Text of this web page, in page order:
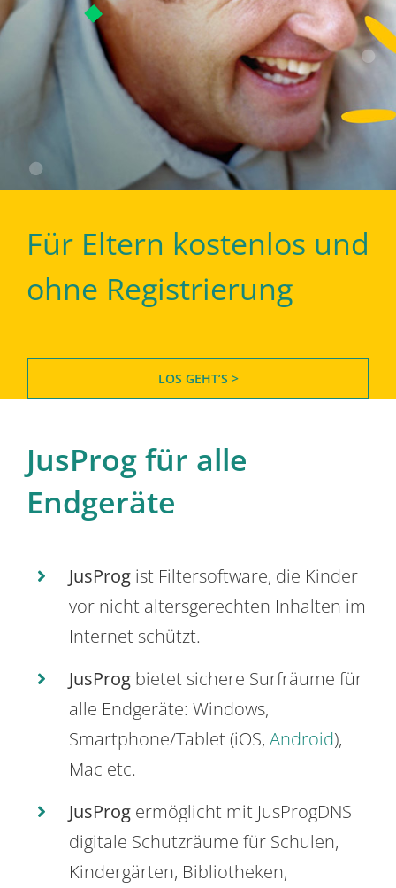
Für Eltern kostenlos und
ohne Registrierung
LOS GEHT’S >
JusProg für alle
Endgeräte
JusProg ist Filtersoftware, die Kinder
vor nicht altersgerechten Inhalten im
Internet schützt.
JusProg bietet sichere Surfräume für
alle Endgeräte: Windows,
Smartphone/Tablet (iOS, Android),
Mac etc.
JusProg ermöglicht mit JusProgDNS
digitale Schutzräume für Schulen,
Kindergärten, Bibliotheken,